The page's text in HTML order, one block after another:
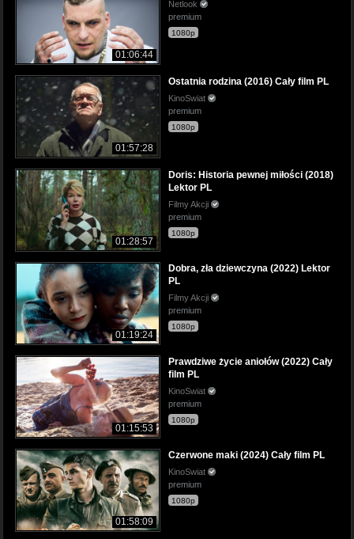
01:06:44
Netlook
premium
1080p
01:57:28
Ostatnia rodzina (2016) Cały film PL
KinoSwiat
premium
1080p
01:28:57
Doris: Historia pewnej miłości (2018)
Lektor PL
Filmy Akcji
premium
1080p
01:19:24
Dobra, zła dziewczyna (2022) Lektor
PL
Filmy Akcji
premium
1080p
01:15:53
Prawdziwe życie aniołów (2022) Cały
film PL
KinoSwiat
premium
1080p
01:58:09
Czerwone maki (2024) Cały film PL
KinoSwiat
premium
1080p